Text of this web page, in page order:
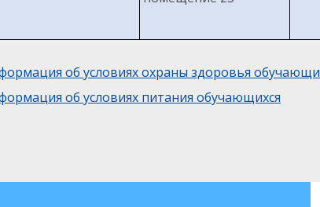
об условиях охраны здоровья
об условиях питания обучающихся